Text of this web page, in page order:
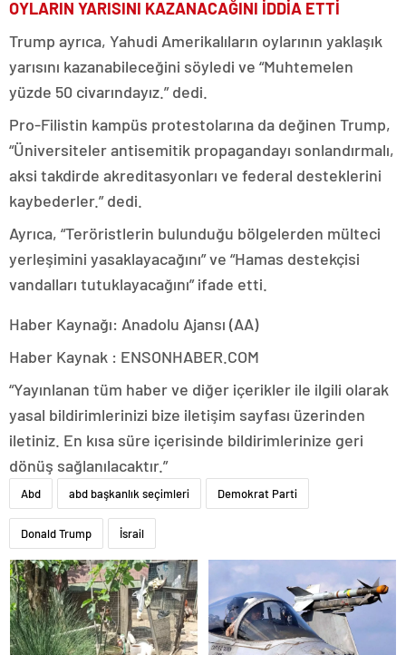
OYLARIN YARISINI KAZANACAĞINI İDDİA ETTİ
Trump ayrıca, Yahudi Amerikalıların oylarının yaklaşık
yarısını kazanabileceğini söyledi ve “Muhtemelen
yüzde 50 civarındayız.” dedi.
Pro-Filistin kampüs protestolarına da değinen Trump,
“Üniversiteler antisemitik propagandayı sonlandırmalı,
aksi takdirde akreditasyonları ve federal desteklerini
kaybederler.” dedi.
Ayrıca, “Teröristlerin bulunduğu bölgelerden mülteci
yerleşimini yasaklayacağını” ve “Hamas destekçisi
vandalları tutuklayacağını” ifade etti.
Haber Kaynağı: Anadolu Ajansı (AA)
Haber Kaynak : ENSONHABER.COM
“Yayınlanan tüm haber ve diğer içerikler ile ilgili olarak
yasal bildirimlerinizi bize iletişim sayfası üzerinden
iletiniz. En kısa süre içerisinde bildirimlerinize geri
dönüş sağlanılacaktır.”
Abd abd başkanlık seçimleri Demokrat Parti
Donald Trump İsrail